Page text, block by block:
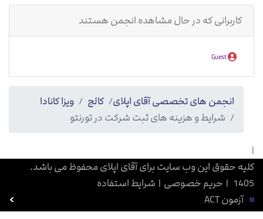
کاربرانی که در حال مشاهده انجمن هستند
انجمن های تخصصی آقای اپلای کالج
ویزا کانادا
شرایط و هزینه های ثبت شرکت در تورنتو​
|
کلیه حقوق این وب سایت برای آقای اپلای محفوظ می باشد.
1405
| حریم خصوصی | شرایط استفاده
آزمون ACT
بورسیه تحصیلی